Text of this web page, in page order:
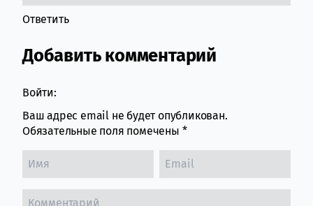
Ответить
Добавить комментарий
Войти:
Ваш адрес email не будет опубликован.
Обязательные поля помечены *